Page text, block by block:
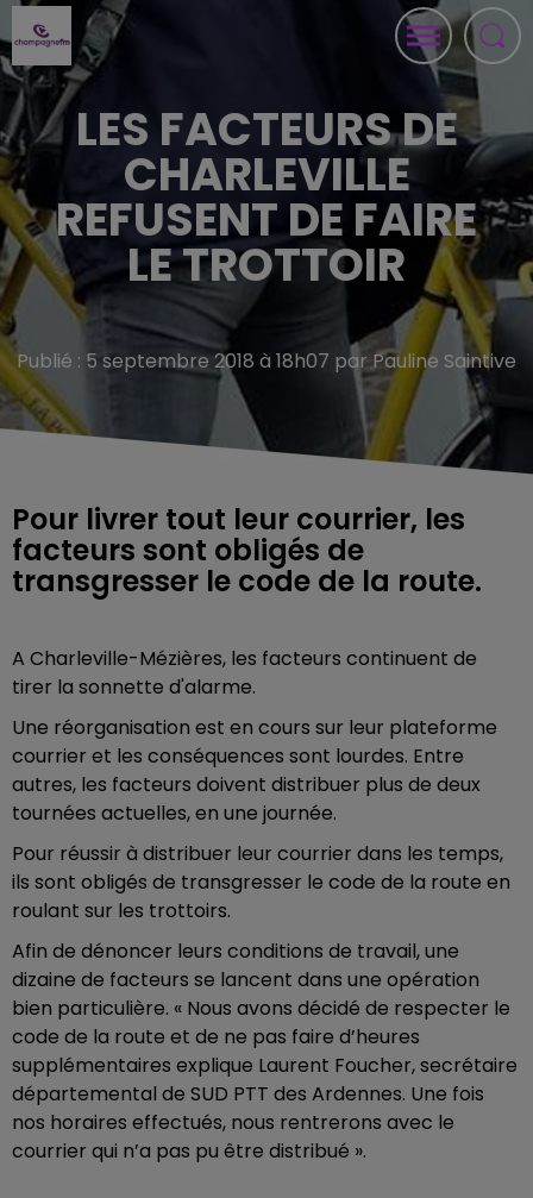
LES FACTEURS DE
CHARLEVILLE
REFUSENT DE FAIRE
LE TROTTOIR
Publié : 5 septembre 2018 à 18h07 par Pauline Saintive
Pour livrer tout leur courrier, les
facteurs sont obligés de
transgresser le code de la route.
A Charleville-Mézières, les facteurs continuent de
tirer la sonnette d'alarme.
Une réorganisation est en cours sur leur plateforme
courrier et les conséquences sont lourdes. Entre
autres, les facteurs doivent distribuer plus de deux
tournées actuelles, en une journée.
Pour réussir à distribuer leur courrier dans les temps,
ils sont obligés de transgresser le code de la route en
roulant sur les trottoirs.
Afin de dénoncer leurs conditions de travail, une
dizaine de facteurs se lancent dans une opération
bien particulière. « Nous avons décidé de respecter le
code de la route et de ne pas faire d’heures
supplémentaires explique Laurent Foucher, secrétaire
départemental de SUD PTT des Ardennes. Une fois
nos horaires effectués, nous rentrerons avec le
courrier qui n’a pas pu être distribué ».